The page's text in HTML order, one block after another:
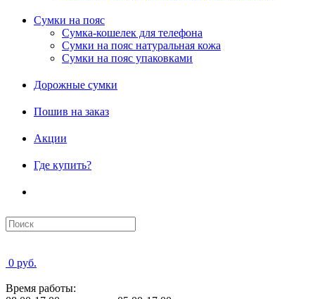
Сумки на пояс
Сумка-кошелек для телефона
Сумки на пояс натуральная кожа
Сумки на пояс упаковками
Дорожные сумки
Пошив на заказ
Акции
Где купить?
0 руб.
Время работы: